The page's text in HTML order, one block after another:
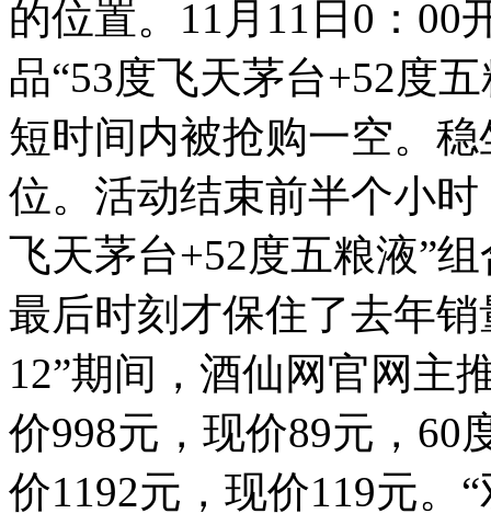
的位置。11月11日0：00
品“53度飞天茅台+52度
短时间内被抢购一空。
位。活动结束前半个小
飞天茅台+52度五粮液”
最后时刻才保住了去年
12”期间，酒仙网官网主
价998元，现价89元，60
价1192元，现价119元。